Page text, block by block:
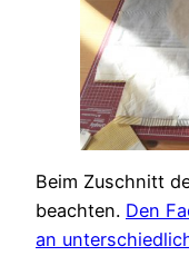
Beim Zuschnitt
beachten. Den
an